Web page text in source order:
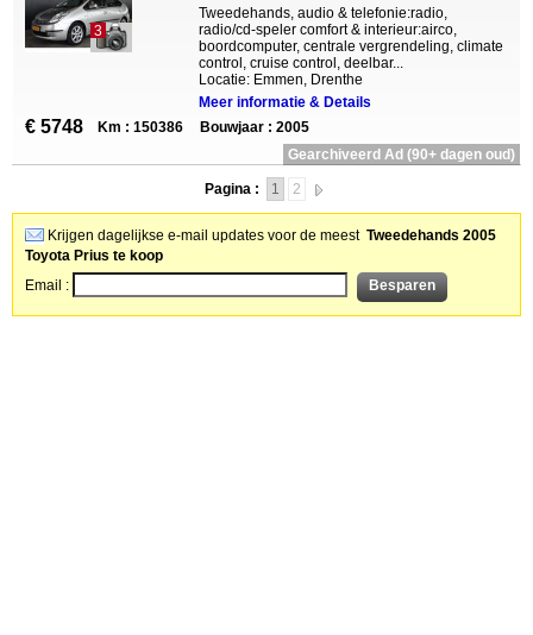
3
Tweedehands, audio & telefonie:radio,
radio/cd-speler comfort & interieur:airco,
boordcomputer, centrale vergrendeling, climate
control, cruise control, deelbar...
Locatie: Emmen, Drenthe
Meer informatie & Details
€ 5748 Km : 150386
Bouwjaar : 2005
Gearchiveerd Ad (90+ dagen oud)
Pagina : 1 2
Krijgen dagelijkse e-mail updates voor de meest Tweedehands 2005
Toyota Prius te koop
Email :